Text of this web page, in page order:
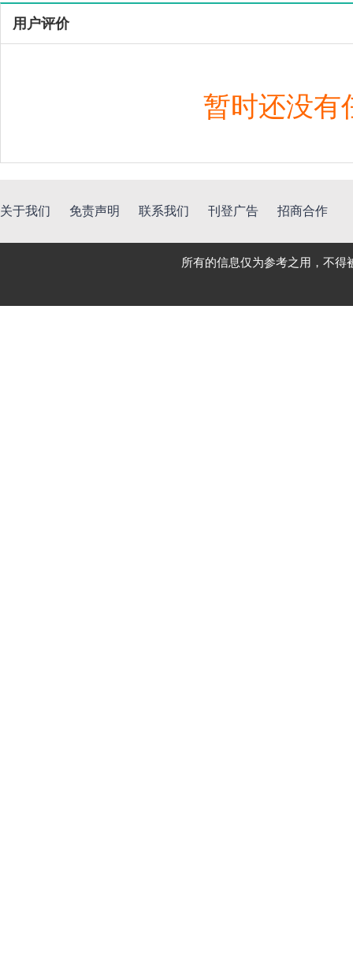
用户评价
暂时还没有
关于我们 免责声明 联系我们 刊登广告 招商合作
所有的信息仅为参考之用，不